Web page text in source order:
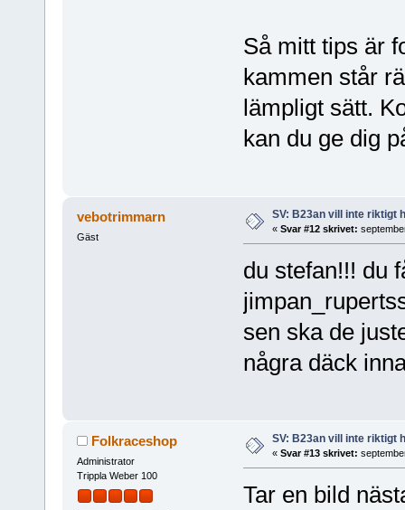
Så mitt tips är
kammen står
lämpligt sätt.
kan du ge dig
vebotrimmarn
Gäst
SV: B23an vill inte riktigt
« Svar #12 skrivet:
du stefan!!! du
sen ska de
några däck
Folkraceshop
Administrator
Trippla Weber 100
SV: B23an vill inte riktigt
« Svar #13 skrivet:
Tar en bild